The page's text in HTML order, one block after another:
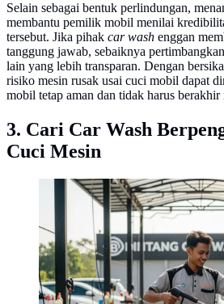
Selain sebagai bentuk perlindungan,
membantu pemilik mobil menilai
tersebut. Jika pihak car wash enggan
tanggung jawab, sebaiknya
lain yang lebih transparan. Dengan
risiko mesin rusak usai cuci mobil dapat
mobil tetap aman dan tidak harus berakhir
3. Cari Car Wash
Cuci Mesin